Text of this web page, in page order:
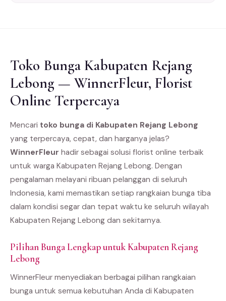
Toko Bunga Kabupaten Rejang
Lebong — WinnerFleur, Florist
Online Terpercaya
Mencari toko bunga di Kabupaten Rejang Lebong
yang terpercaya, cepat, dan harganya jelas?
WinnerFleur hadir sebagai solusi florist online terbaik
untuk warga Kabupaten Rejang Lebong. Dengan
pengalaman melayani ribuan pelanggan di seluruh
Indonesia, kami memastikan setiap rangkaian bunga tiba
dalam kondisi segar dan tepat waktu ke seluruh wilayah
Kabupaten Rejang Lebong dan sekitarnya.
Pilihan Bunga Lengkap untuk Kabupaten Rejang
Lebong
WinnerFleur menyediakan berbagai pilihan rangkaian
bunga untuk semua kebutuhan Anda di Kabupaten